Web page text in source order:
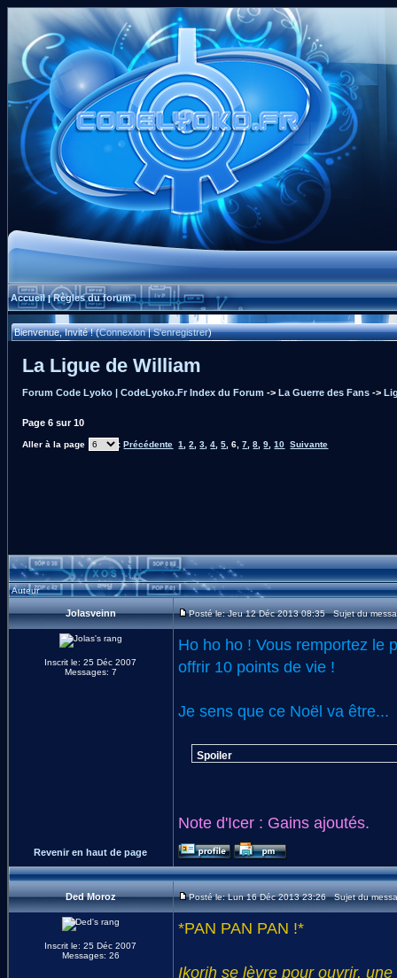
Accueil|Règles du forum
Bienvenue, Invité ! (Connexion|S'enregistrer)
La Ligue de William
Forum Code Lyoko | CodeLyoko.Fr Index du Forum ->La Guerre des Fans ->
Page6 sur10
Aller à la page :Précédente 1 ,2 ,3 ,4 ,5 ,6 ,7 ,8 ,9 ,10 Suivante
Auteur
Jolasveinn Posté le: Jeu 12 Déc 2013 08:35 Sujet du
Inscrit le: 25 Déc 2007
Messages: 7
Ho ho ho ! Vous remportez le
offrir 10 points de vie !
Je sens que ce Noël va être...
Spoiler
Note d'Icer : Gains ajoutés.
Revenir en haut de page
Ded Moroz Posté le: Lun 16 Déc 2013 23:26 Sujet du
Inscrit le: 25 Déc 2007
Messages: 26
*PAN PAN PAN !*
Ikorih se lèvre pour ouvrir,